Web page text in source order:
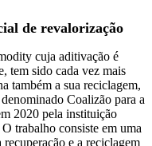
de revalorização
cuja aditivação é
tem sido cada vez mais
também a sua reciclagem,
Coalizão para a
2020 pela instituição
trabalho consiste em uma
recuperação e a reciclagem